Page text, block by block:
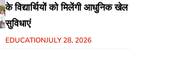
के विद्यार्थियों को मिलेंगी आधुनिक खेल
सुविधाएं
EDUCATIONJULY 28, 2026